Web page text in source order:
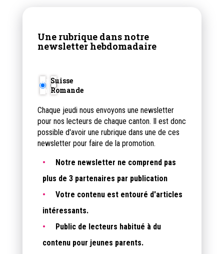
Une rubrique dans notre
newsletter hebdomadaire
Chaque jeudi nous envoyons une newsletter
pour nos lecteurs de chaque canton. Il est donc
possible d'avoir une rubrique dans une de ces
newsletter pour faire de la promotion.
Notre newsletter ne comprend pas
plus de 3 partenaires par publication
Votre contenu est entouré d'articles
intéressants.
Public de lecteurs habitué à du
contenu pour jeunes parents.